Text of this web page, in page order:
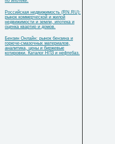
Российская недвижимость (RN.RU):
рынок коммерческой и жилой
недвижимости и земли, ипотека и
оценка квартир и домов.
Бензин Онлайн: рынок бензина и
горюче-смазочных материалов,
аналитика, цены и биржевые
котировки. Каталог НПЗ и нефтебаз.